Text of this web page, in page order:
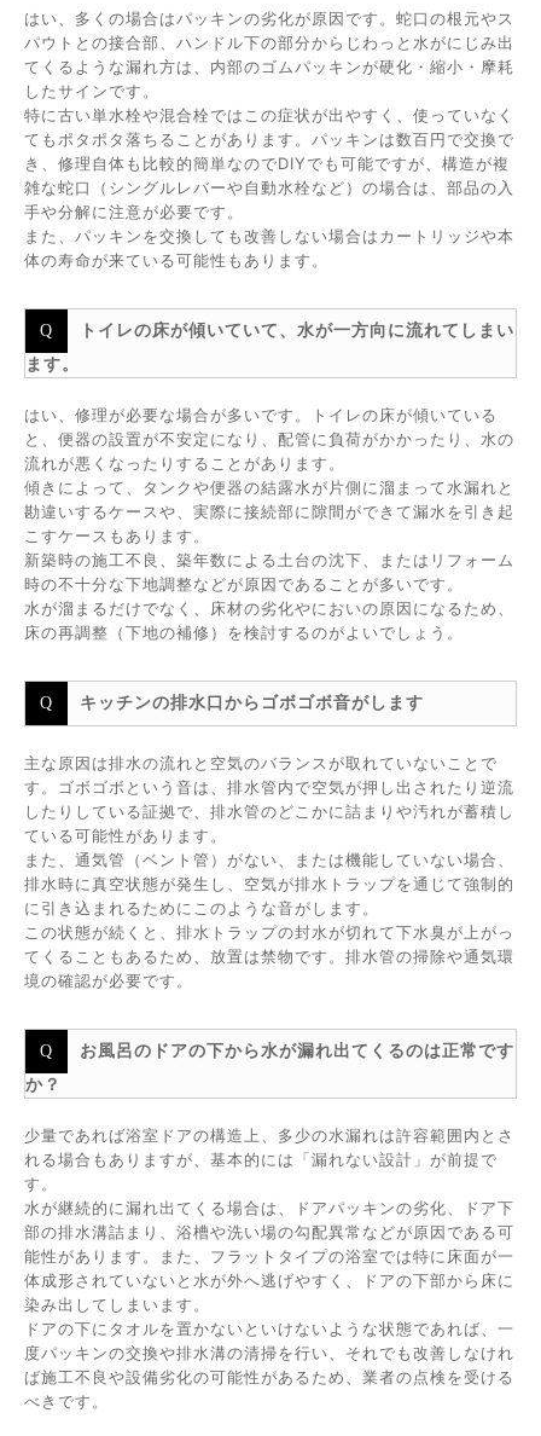
はい、多くの場合はパッキンの劣化が原因です。蛇口の根元やス
パウトとの接合部、ハンドル下の部分からじわっと水がにじみ出
てくるような漏れ方は、内部のゴムパッキンが硬化・縮小・摩耗
したサインです。
特に古い単水栓や混合栓ではこの症状が出やすく、使っていなく
てもポタポタ落ちることがあります。パッキンは数百円で交換で
き、修理自体も比較的簡単なのでDIYでも可能ですが、構造が複
雑な蛇口（シングルレバーや自動水栓など）の場合は、部品の入
手や分解に注意が必要です。
また、パッキンを交換しても改善しない場合はカートリッジや本
体の寿命が来ている可能性もあります。
トイレの床が傾いていて、水が一方向に流れてしまい
ます。
はい、修理が必要な場合が多いです。トイレの床が傾いている
と、便器の設置が不安定になり、配管に負荷がかかったり、水の
流れが悪くなったりすることがあります。
傾きによって、タンクや便器の結露水が片側に溜まって水漏れと
勘違いするケースや、実際に接続部に隙間ができて漏水を引き起
こすケースもあります。
新築時の施工不良、築年数による土台の沈下、またはリフォーム
時の不十分な下地調整などが原因であることが多いです。
水が溜まるだけでなく、床材の劣化やにおいの原因になるため、
床の再調整（下地の補修）を検討するのがよいでしょう。
キッチンの排水口からゴボゴボ音がします
主な原因は排水の流れと空気のバランスが取れていないことで
す。ゴボゴボという音は、排水管内で空気が押し出されたり逆流
したりしている証拠で、排水管のどこかに詰まりや汚れが蓄積し
ている可能性があります。
また、通気管（ベント管）がない、または機能していない場合、
排水時に真空状態が発生し、空気が排水トラップを通じて強制的
に引き込まれるためにこのような音がします。
この状態が続くと、排水トラップの封水が切れて下水臭が上がっ
てくることもあるため、放置は禁物です。排水管の掃除や通気環
境の確認が必要です。
お風呂のドアの下から水が漏れ出てくるのは正常です
か？
少量であれば浴室ドアの構造上、多少の水漏れは許容範囲内とさ
れる場合もありますが、基本的には「漏れない設計」が前提で
す。
水が継続的に漏れ出てくる場合は、ドアパッキンの劣化、ドア下
部の排水溝詰まり、浴槽や洗い場の勾配異常などが原因である可
能性があります。また、フラットタイプの浴室では特に床面が一
体成形されていないと水が外へ逃げやすく、ドアの下部から床に
染み出してしまいます。
ドアの下にタオルを置かないといけないような状態であれば、一
度パッキンの交換や排水溝の清掃を行い、それでも改善しなけれ
ば施工不良や設備劣化の可能性があるため、業者の点検を受ける
べきです。